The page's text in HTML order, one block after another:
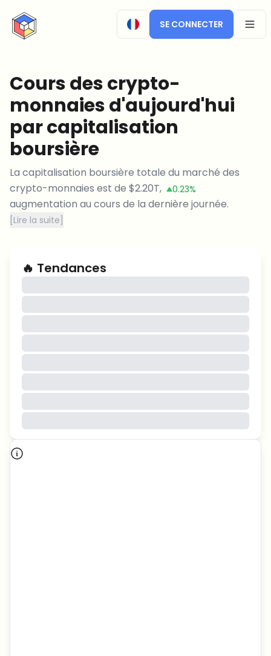
CryptoTicker
SE CONNECTER
Cours des crypto-
monnaies d'aujourd'hui
par capitalisation
boursière
La capitalisation boursière totale du marché des
crypto-monnaies est de $2.20T, 0.23%
augmentation au cours de la dernière journée.
Lire la suite
🔥 Tendances